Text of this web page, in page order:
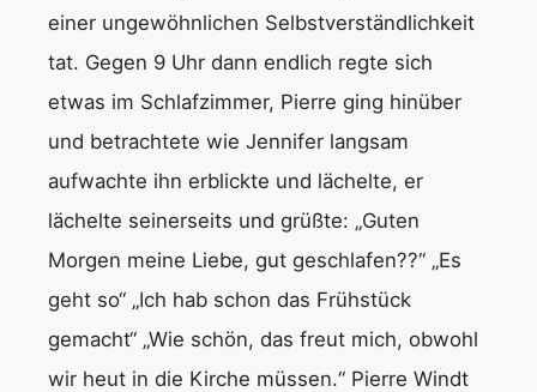
einer ungewöhnlichen Selbstverständlichkeit
tat. Gegen 9 Uhr dann endlich regte sich
etwas im Schlafzimmer, Pierre ging hinüber
und betrachtete wie Jennifer langsam
aufwachte ihn erblickte und lächelte, er
lächelte seinerseits und grüßte: „Guten
Morgen meine Liebe, gut geschlafen??“ „Es
geht so“ „Ich hab schon das Frühstück
gemacht“ „Wie schön, das freut mich, obwohl
wir heut in die Kirche müssen.“ Pierre Windt